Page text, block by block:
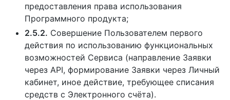
предоставления права использования
Программного продукта;
2.5.2. Совершение Пользователем первого
действия по использованию функциональных
возможностей Сервиса (направление Заявки
через API, формирование Заявки через Личный
кабинет, иное действие, требующее списания
средств с Электронного счёта).